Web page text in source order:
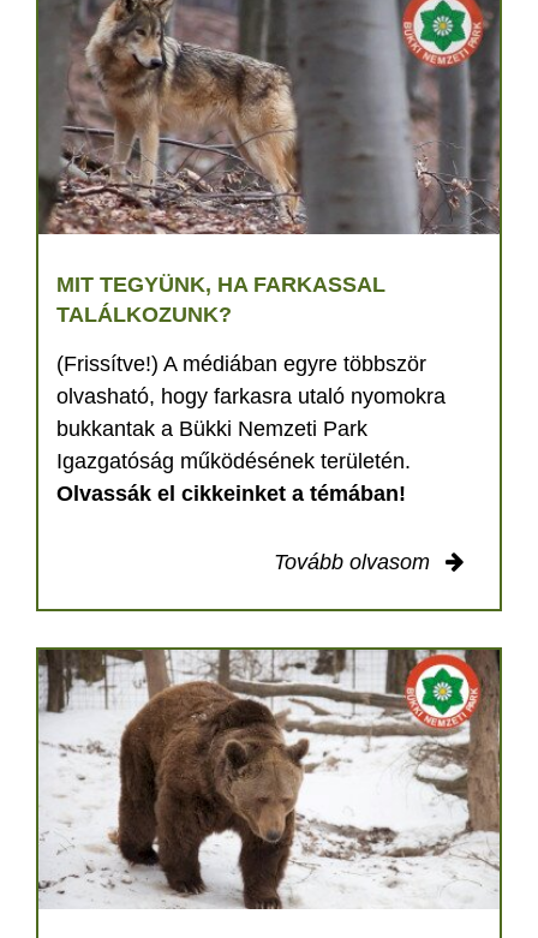
MIT TEGYÜNK, HA FARKASSAL
TALÁLKOZUNK?
(Frissítve!) A médiában egyre többször
olvasható, hogy farkasra utaló nyomokra
bukkantak a Bükki Nemzeti Park
Igazgatóság működésének területén.
Olvassák el cikkeinket a témában!
Tovább olvasom